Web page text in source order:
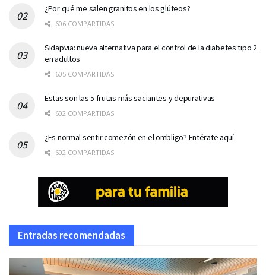
¿Por qué me salen granitos en los glúteos?
606 COMPARTIDAS
Sidapvia: nueva alternativa para el control de la diabetes tipo 2
en adultos
605 COMPARTIDAS
Estas son las 5 frutas más saciantes y depurativas
602 COMPARTIDAS
¿Es normal sentir comezón en el ombligo? Entérate aquí
602 COMPARTIDAS
Entradas recomendadas